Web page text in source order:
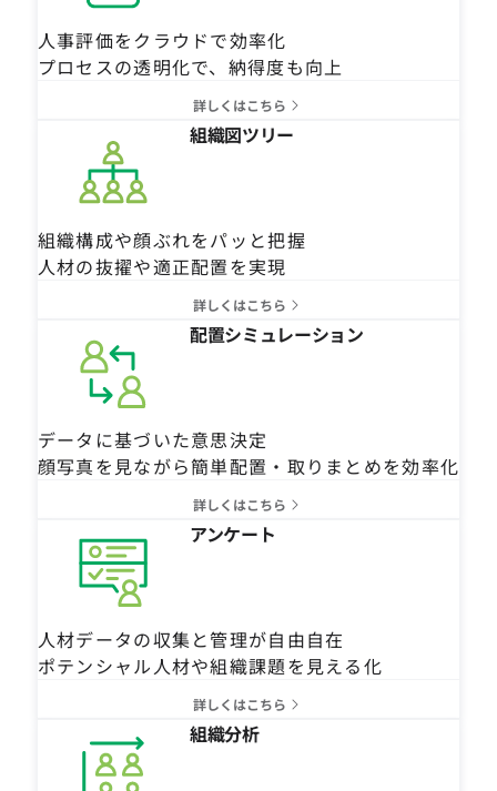
人事評価をクラウドで効率化
プロセスの透明化で、納得度も向上
詳しくはこちら
組織図ツリー
組織構成や顔ぶれをパッと把握
人材の抜擢や適正配置を実現
詳しくはこちら
配置シミュレーション
データに基づいた意思決定
顔写真を見ながら簡単配置・取りまとめを効率化
詳しくはこちら
アンケート
人材データの収集と管理が自由自在
ポテンシャル人材や組織課題を見える化
詳しくはこちら
組織分析